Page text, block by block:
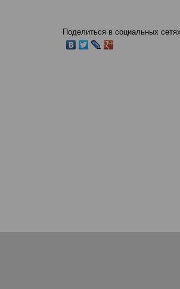
Поделиться в социальных